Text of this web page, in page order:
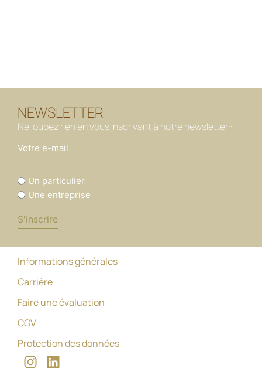
NEWSLETTER
Ne loupez rien en vous inscrivant à notre newsletter :
Vous
êtes
Un particulier
Une entreprise
Informations générales
Carrière
Faire une évaluation
CGV
Protection des données